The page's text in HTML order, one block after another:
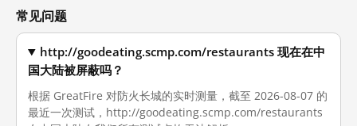
常见问题
http://goodeating.scmp.com/restaurants 现在在中
国大陆被屏蔽吗？
根据 GreatFire 对防火长城的实时测量，截至 2026-08-07 的
最近一次测试，http://goodeating.scmp.com/restaurants